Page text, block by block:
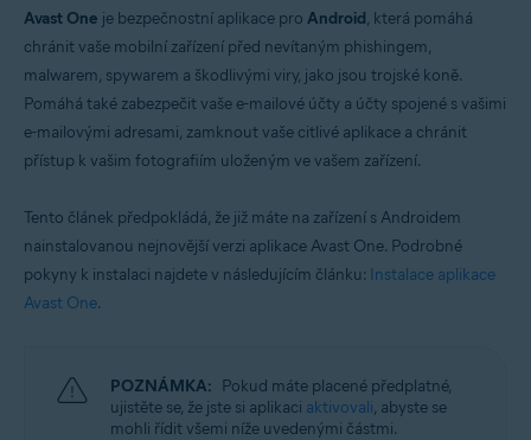
Avast One je bezpečnostní aplikace pro Android, která pomáhá
chránit vaše mobilní zařízení před nevítaným phishingem,
malwarem, spywarem a škodlivými viry, jako jsou trojské koně.
Pomáhá také zabezpečit vaše e-mailové účty a účty spojené s vašimi
e-mailovými adresami, zamknout vaše citlivé aplikace a chránit
přístup k vašim fotografiím uloženým ve vašem zařízení.
Tento článek předpokládá, že již máte na zařízení s Androidem
nainstalovanou nejnovější verzi aplikace Avast One. Podrobné
pokyny k instalaci najdete v následujícím článku: Instalace aplikace
Avast One.
POZNÁMKA: Pokud máte placené předplatné,
ujistěte se, že jste si aplikaci aktivovali, abyste se
mohli řídit všemi níže uvedenými částmi.